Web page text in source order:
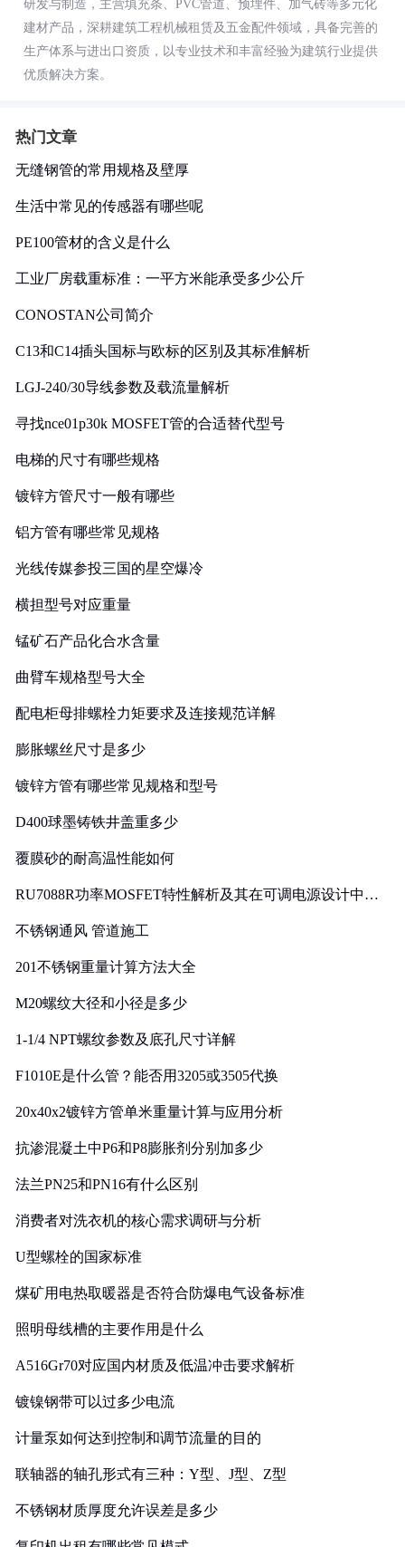
研发与制造，主营填充条、PVC管道、预埋件、加气砖等多元化
建材产品，深耕建筑工程机械租赁及五金配件领域，具备完善的
生产体系与进出口资质，以专业技术和丰富经验为建筑行业提供
优质解决方案。
热门文章
无缝钢管的常用规格及壁厚
生活中常见的传感器有哪些呢
PE100管材的含义是什么
工业厂房载重标准：一平方米能承受多少公斤
CONOSTAN公司简介
C13和C14插头国标与欧标的区别及其标准解析
LGJ-240/30导线参数及载流量解析
寻找nce01p30k MOSFET管的合适替代型号
电梯的尺寸有哪些规格
镀锌方管尺寸一般有哪些
铝方管有哪些常见规格
光线传媒参投三国的星空爆冷
横担型号对应重量
锰矿石产品化合水含量
曲臂车规格型号大全
配电柜母排螺栓力矩要求及连接规范详解
膨胀螺丝尺寸是多少
镀锌方管有哪些常见规格和型号
D400球墨铸铁井盖重多少
覆膜砂的耐高温性能如何
RU7088R功率MOSFET特性解析及其在可调电源设计中的
不锈钢通风 管道施工
201不锈钢重量计算方法大全
M20螺纹大径和小径是多少
1-1/4 NPT螺纹参数及底孔尺寸详解
F1010E是什么管？能否用3205或3505代换
20x40x2镀锌方管单米重量计算与应用分析
抗渗混凝土中P6和P8膨胀剂分别加多少
法兰PN25和PN16有什么区别
消费者对洗衣机的核心需求调研与分析
U型螺栓的国家标准
煤矿用电热取暖器是否符合防爆电气设备标准
照明母线槽的主要作用是什么
A516Gr70对应国内材质及低温冲击要求解析
镀镍钢带可以过多少电流
计量泵如何达到控制和调节流量的目的
联轴器的轴孔形式有三种：Y型、J型、Z型
不锈钢材质厚度允许误差是多少